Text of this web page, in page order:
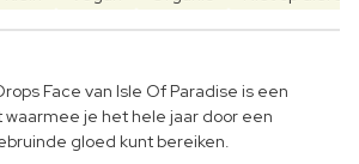
Face van Isle Of Paradise is een
je het hele jaar door een
gloed kunt bereiken.